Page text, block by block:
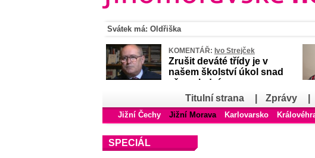
Svátek má: Oldřiška
KOMENTÁŘ: Ivo Strejček
Zrušit deváté třídy je v
našem školství úkol snad
až poslední
Titulní strana Zprávy
Jižní Čechy Jižní Morava Karlovarsko
SPECIÁL